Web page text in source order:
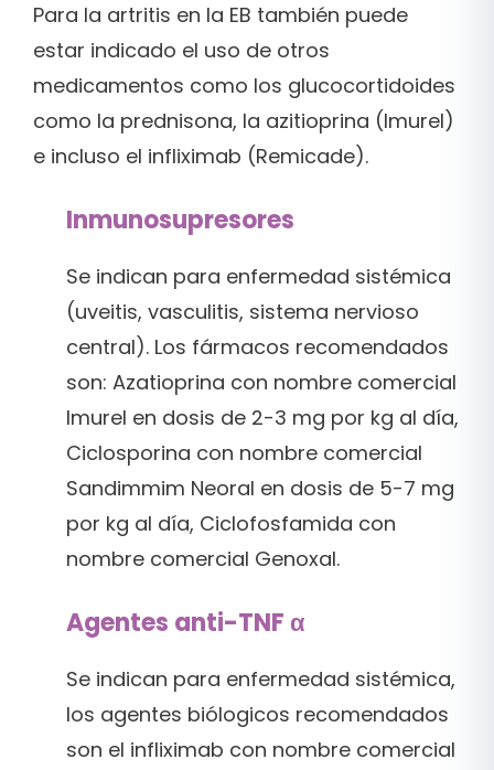
Para la artritis en la EB también puede
estar indicado el uso de otros
medicamentos como los glucocortidoides
como la prednisona, la azitioprina (Imurel)
e incluso el infliximab (Remicade).
Inmunosupresores
Se indican para enfermedad sistémica
(uveitis, vasculitis, sistema nervioso
central). Los fármacos recomendados
son: Azatioprina con nombre comercial
Imurel en dosis de 2-3 mg por kg al día,
Ciclosporina con nombre comercial
Sandimmim Neoral en dosis de 5-7 mg
por kg al día, Ciclofosfamida con
nombre comercial Genoxal.
Agentes anti-TNF α
Se indican para enfermedad sistémica,
los agentes biólogicos recomendados
son el infliximab con nombre comercial